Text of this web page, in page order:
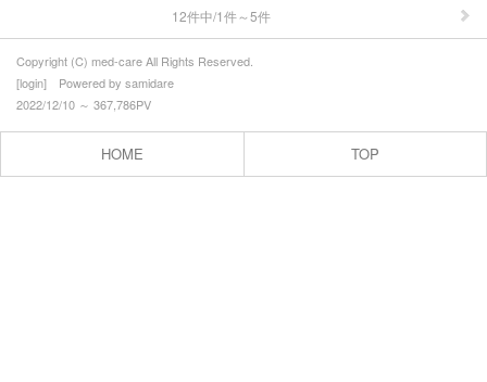
12件中/1件～5件
Copyright (C) med-care All Rights Reserved.
[login] Powered by samidare
2022/12/10 ～ 367,786PV
HOME TOP